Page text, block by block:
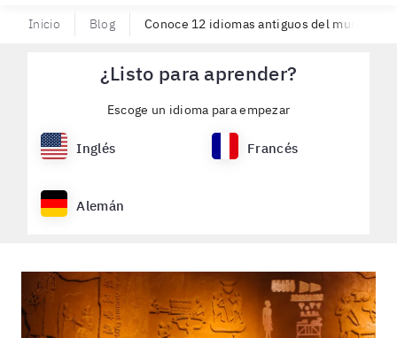
Inicio Blog Conoce 12 idiomas antiguos del mundo
¿Listo para aprender?
Escoge un idioma para empezar
Inglés Francés
Alemán